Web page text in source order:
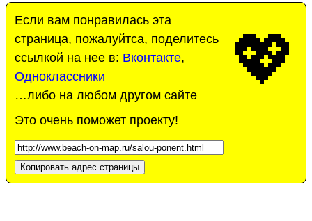
💖
Если вам понравилась эта
страница, пожалуйтса, поделитесь
ссылкой на нее в: Вконтакте,
Одноклассники
…либо на любом другом сайте
Это очень поможет проекту!
Копировать адрес страницы